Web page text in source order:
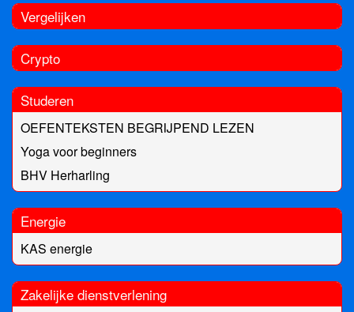
Vergelijken
Crypto
Studeren
OEFENTEKSTEN BEGRIJPEND LEZEN
Yoga voor beginners
BHV Herharling
Energie
KAS energie
Zakelijke dienstverlening